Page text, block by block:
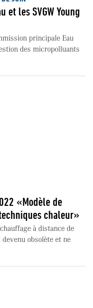
et les SVGW Young
principale Eau
des micropolluants
«Modèle de
chaleur»
à distance de
devenu obsolète et ne